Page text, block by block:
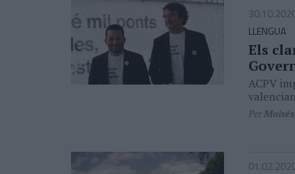
LLENGUA
Els
ACPV
Per